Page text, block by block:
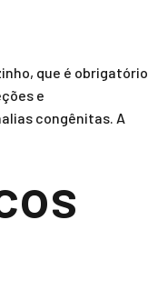
que é obrigatório
e
congênitas. A